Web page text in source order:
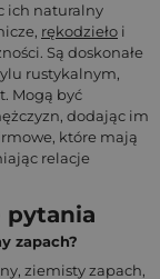
ich naturalny
rękodzieło i
Są doskonałe
rustykalnym,
Mogą być
dodając im
które mają
relacje
pytania
zapach?
ziemisty zapach,